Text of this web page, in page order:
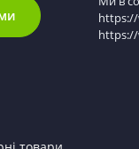
https://